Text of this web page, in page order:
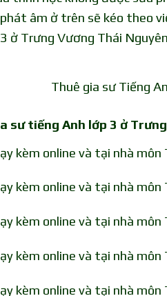
âm ở trên sẽ kéo theo
ở Trưng Vương Thái
Thuê gia sư Tiếng
sư tiếng Anh lớp 3 ở
kèm online và tại nhà
kèm online và tại nhà
kèm online và tại nhà
kèm online và tại nhà
kèm online và tại nhà